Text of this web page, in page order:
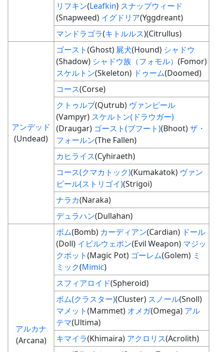
リフキン(Leafkin) スナップウィード
(Snapweed) イグドリア(Yggdreant)
マンドラゴラ(キトルルス)(Citrullus)
アンデッド
(Undead)
ゴースト(Ghost) 屍犬(Hound) シャドウ
(Shadow) シャドウ族（フォモル） (Fomor)
スケルトン(Skeleton) ドゥーム(Doomed)
コース(Corse)
クトゥルブ(Qutrub) ヴァンピール
(Vampyr) スケルトン(ドラウガー)
(Draugar) ゴースト(ブフート)(Bhoot)ザ・
フォールン(The Fallen)
カヒライス(Cyhiraeth)
コース(クマカトック)(Kumakatok) ヴァン
ピール(ストリゴイ)(Strigoi)
ナラカ(Naraka)
デュラハン(Dullahan)
アルカナ
(Arcana)
ボム(Bomb) カーディアン(Cardian) ドール
(Doll) イビルウェポン(Evil Weapon) マジッ
クポット(Magic Pot) ゴーレム(Golem) ミ
ミック(Mimic)
スフィアロイド(Spheroid)
ボム(クラスター)(Cluster) スノール(Snoll)
マメット(Mammet) オメガ(Omega) アル
テマ(Ultima)
キマイラ(Khimaira) アクロリス(Acrolith)